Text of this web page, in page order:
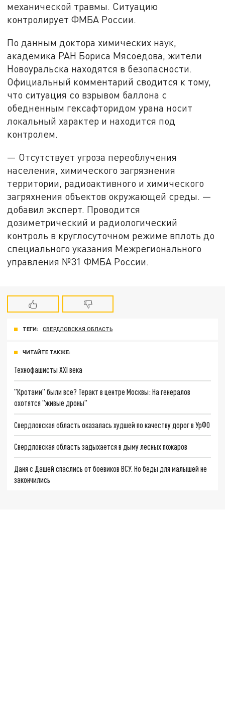
механической травмы. Ситуацию
контролирует ФМБА России.
По данным доктора химических наук,
академика РАН Бориса Мясоедова, жители
Новоуральска находятся в безопасности.
Официальный комментарий сводится к тому,
что ситуация со взрывом баллона с
обедненным гексафторидом урана носит
локальный характер и находится под
контролем.
— Отсутствует угроза переоблучения
населения, химического загрязнения
территории, радиоактивного и химического
загряхнения объектов окружающей среды. —
добавил эксперт. Проводится
дозиметрический и радиологический
контроль в круглосуточном режиме вплоть до
специального указания Межрегионального
управления №31 ФМБА России.
ТЕГИ: СВЕРДЛОВСКАЯ ОБЛАСТЬ
ЧИТАЙТЕ ТАКЖЕ:
Технофашисты XXI века
"Кротами" были все? Теракт в центре Москвы: На генералов
охотятся "живые дроны"
Свердловская область оказалась худшей по качеству дорог в УрФО
Свердловская область задыхается в дыму лесных пожаров
Даня с Дашей спаслись от боевиков ВСУ. Но беды для малышей не
закончились